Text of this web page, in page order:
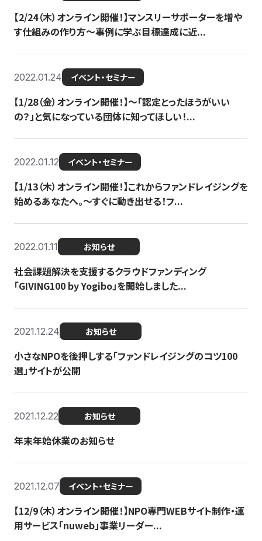
【2/24（木）オンライン開催！】マンスリーサポーターを増や
す仕組みの作り方〜事例に学ぶ目標達成に近...
2022.01.24 イベント・セミナー
【1/28（金）オンライン開催！】〜「認定とったほうがいい
の？」と気になっている団体に知ってほしい！...
2022.01.12 イベント・セミナー
【1/13（木）オンライン開催！】これからファンドレイジングを
始めるあなたへ。〜すぐに動き出せる！フ...
2022.01.11 お知らせ
社会課題解決を支援するクラウドファンディング
「GIVING100 by Yogibo」を開始しました...
2021.12.24 お知らせ
小さなNPOを後押しする「ファンドレイジングのコツ100
選」サイトが公開
2021.12.22 お知らせ
年末年始休業のお知らせ
2021.12.07 イベント・セミナー
【12/9（木）オンライン開催！】NPO専門WEBサイト制作・運
用サービス「nuweb」事業リーダー...